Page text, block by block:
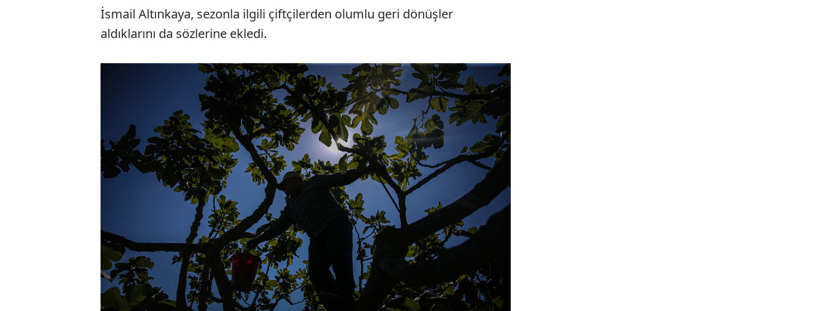
İsmail Altınkaya, sezonla ilgili çiftçilerden olumlu geri dönüşler
aldıklarını da sözlerine ekledi.